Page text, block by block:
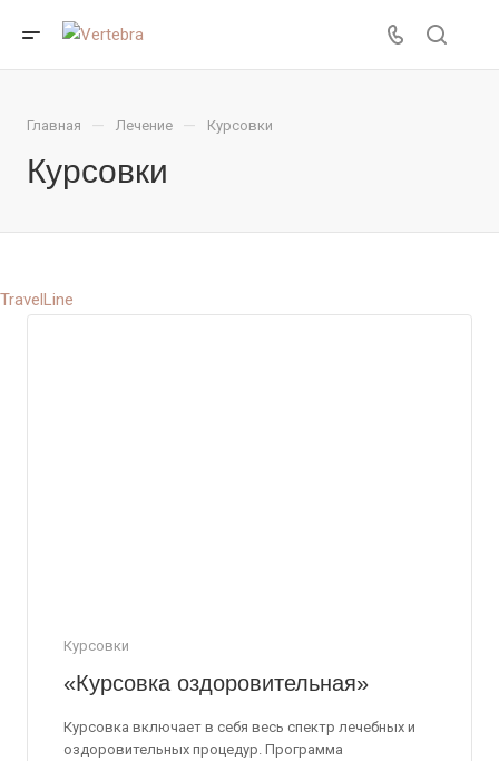
Главная — Лечение — Курсовки
Курсовки
TravelLine
Курсовки
«Курсовка оздоровительная»
Курсовка включает в себя весь спектр лечебных и
оздоровительных процедур. Программа